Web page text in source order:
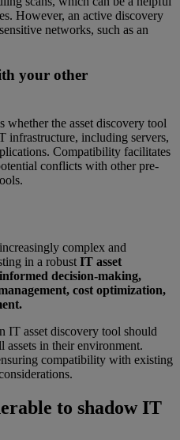
However, an active discovery
networks, such as an
your other
whether the asset discovery tool
infrastructure, including servers,
Compatibility facilitates
conflicts with other pre-
complex and
in a robust IT asset
decision-making,
cost optimization,
IT asset discovery tool should
in their environment.
compatibility with existing
to shadow IT